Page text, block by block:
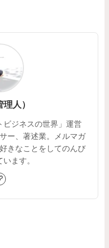
人）
ジネスの世界」運営
ー、著述業。メルマガ
きなことをしてのんび
ます。